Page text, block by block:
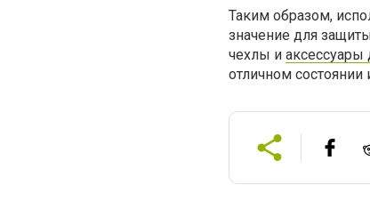
Таким образом,
значение для
чехлы и аксессуары
отличном